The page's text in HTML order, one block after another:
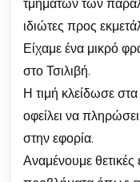
τμημάτων των
ιδιώτες προς
Είχαμε ένα μικρό
στο Τσιλιβή.
Η τιμή κλείδωσε
οφείλει να
στην εφορία.
Αναμένουμε θετικές